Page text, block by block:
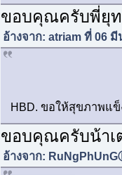
ขอบคุณครับพี่ยุ
อ้างจาก: atriam ที่ 06
HBD. ขอให้สุขภาพแ
ขอบคุณครับน้าเ
อ้างจาก: